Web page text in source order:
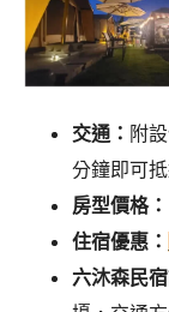
交通： 附
分鐘即可抵
房型價格：
住宿優惠：
六沐森民宿